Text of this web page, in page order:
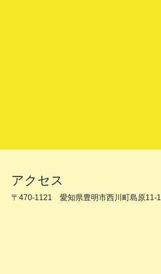
アクセス
〒470-1121 愛知県豊明市西川町島原11-1